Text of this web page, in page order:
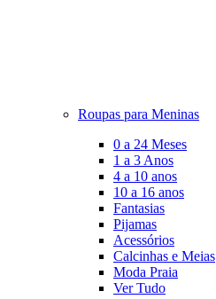
Roupas para Meninas
0 a 24 Meses
1 a 3 Anos
4 a 10 anos
10 a 16 anos
Fantasias
Pijamas
Acessórios
Calcinhas e Meias
Moda Praia
Ver Tudo